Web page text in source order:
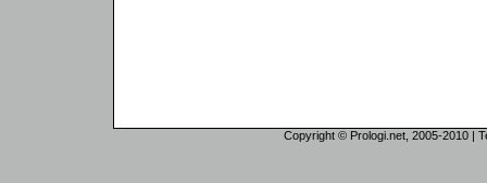
Copyright © Prologi.net, 2005-2010 |